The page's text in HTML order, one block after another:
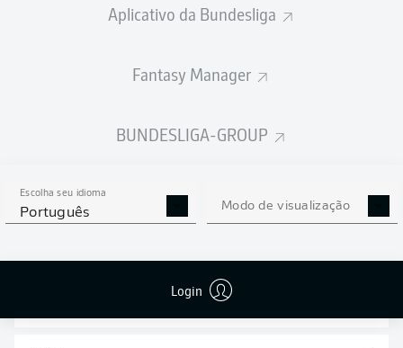
Aplicativo da Bundesliga
Fantasy Manager
BUNDESLIGA-GROUP
Escolha seu idioma
Português Modo de visualização
Login
ESTATÍSTICAS DA
TEMPORADA 2026/2027